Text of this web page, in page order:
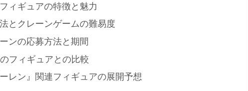
ィギュアの特徴と魅力
とクレーンゲームの難易度
ンの応募方法と期間
フィギュアとの比較
レン』関連フィギュアの展開予想